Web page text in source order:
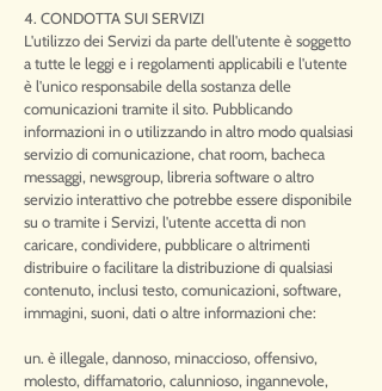
4. CONDOTTA SUI SERVIZI
L'utilizzo dei Servizi da parte dell'utente è soggetto
a tutte le leggi e i regolamenti applicabili e l'utente
è l'unico responsabile della sostanza delle
comunicazioni tramite il sito. Pubblicando
informazioni in o utilizzando in altro modo qualsiasi
servizio di comunicazione, chat room, bacheca
messaggi, newsgroup, libreria software o altro
servizio interattivo che potrebbe essere disponibile
su o tramite i Servizi, l'utente accetta di non
caricare, condividere, pubblicare o altrimenti
distribuire o facilitare la distribuzione di qualsiasi
contenuto, inclusi testo, comunicazioni, software,
immagini, suoni, dati o altre informazioni che:
un. è illegale, dannoso, minaccioso, offensivo,
molesto, diffamatorio, calunnioso, ingannevole,